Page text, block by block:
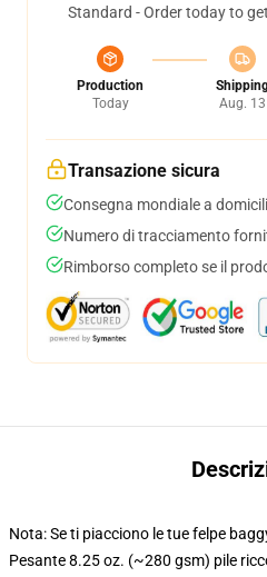
Standard - Order today to
Production
Today
Aug. 13
Transazione sicura
Consegna mondiale a
Numero di tracciamento
Rimborso completo se il
Nota: Se ti piacciono le tue felpe
Pesante 8.25 oz. (~280 gsm) pile